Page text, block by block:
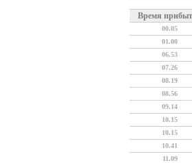
Время
00.05
01.00
06.53
07.26
08.19
08.56
09.14
10.15
10.15
10.41
11.09